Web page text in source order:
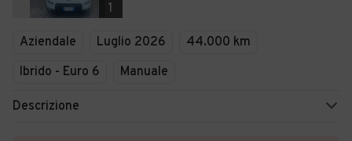
1
Aziendale Luglio 2026
44.000 km
Ibrido - Euro 6
Manuale
Descrizione